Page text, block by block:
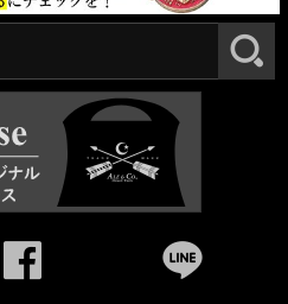
Û Þ